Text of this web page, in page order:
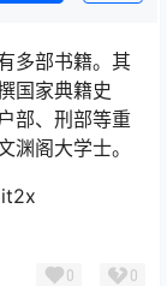
多部书籍。其
国家典籍史
部、刑部等重
渊阁大学士。
0 0